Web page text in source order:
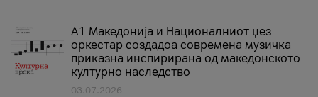
А1 Македонија и Националниот џез
оркестар создадоа современа музичка
приказна инспирирана од македонското
културно наследство
03.07.2026